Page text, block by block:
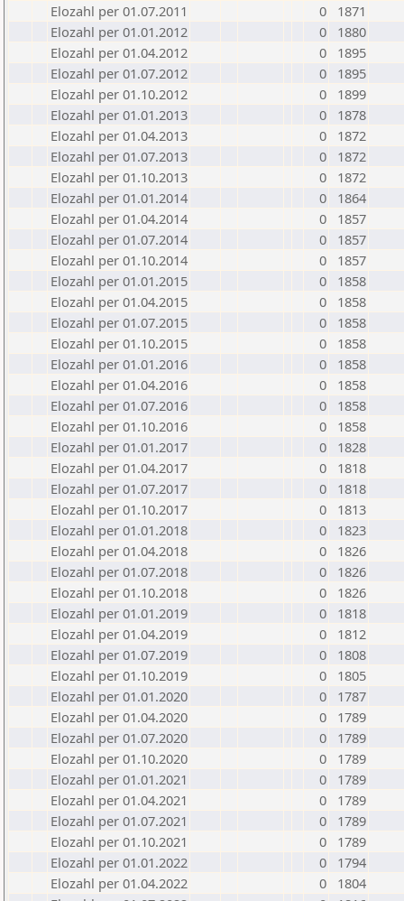
Elozahl per 01.07.2011
0
1871
Elozahl per 01.01.2012
0
1880
Elozahl per 01.04.2012
0
1895
Elozahl per 01.07.2012
0
1895
Elozahl per 01.10.2012
0
1899
Elozahl per 01.01.2013
0
1878
Elozahl per 01.04.2013
0
1872
Elozahl per 01.07.2013
0
1872
Elozahl per 01.10.2013
0
1872
Elozahl per 01.01.2014
0
1864
Elozahl per 01.04.2014
0
1857
Elozahl per 01.07.2014
0
1857
Elozahl per 01.10.2014
0
1857
Elozahl per 01.01.2015
0
1858
Elozahl per 01.04.2015
0
1858
Elozahl per 01.07.2015
0
1858
Elozahl per 01.10.2015
0
1858
Elozahl per 01.01.2016
0
1858
Elozahl per 01.04.2016
0
1858
Elozahl per 01.07.2016
0
1858
Elozahl per 01.10.2016
0
1858
Elozahl per 01.01.2017
0
1828
Elozahl per 01.04.2017
0
1818
Elozahl per 01.07.2017
0
1818
Elozahl per 01.10.2017
0
1813
Elozahl per 01.01.2018
0
1823
Elozahl per 01.04.2018
0
1826
Elozahl per 01.07.2018
0
1826
Elozahl per 01.10.2018
0
1826
Elozahl per 01.01.2019
0
1818
Elozahl per 01.04.2019
0
1812
Elozahl per 01.07.2019
0
1808
Elozahl per 01.10.2019
0
1805
Elozahl per 01.01.2020
0
1787
Elozahl per 01.04.2020
0
1789
Elozahl per 01.07.2020
0
1789
Elozahl per 01.10.2020
0
1789
Elozahl per 01.01.2021
0
1789
Elozahl per 01.04.2021
0
1789
Elozahl per 01.07.2021
0
1789
Elozahl per 01.10.2021
0
1789
Elozahl per 01.01.2022
0
1794
Elozahl per 01.04.2022
0
1804